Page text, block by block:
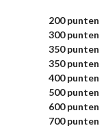
200 punten
300 punten
350 punten
350 punten
400 punten
500 punten
600 punten
700 punten